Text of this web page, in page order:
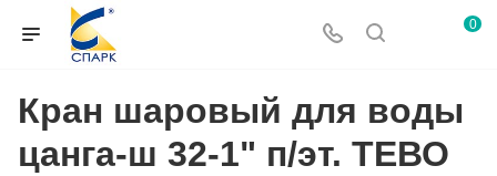
0
Кран шаровый для воды
цанга-ш 32-1" п/эт. ТЕВО